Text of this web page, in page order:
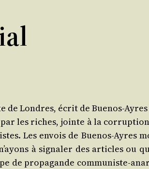
de Londres, écrit de Bue­nos-
les riches, jointe à la
Les envois de Bue­nos-
à signa­ler des articles ou
de pro­pa­gande com­mu­niste-